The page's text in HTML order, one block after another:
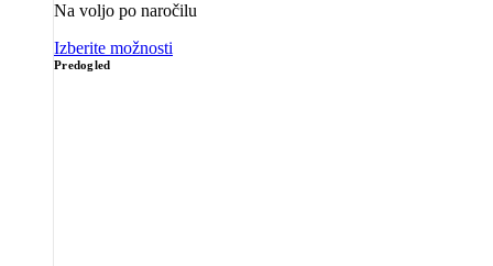
Na voljo po naročilu
Izberite možnosti
Predogled